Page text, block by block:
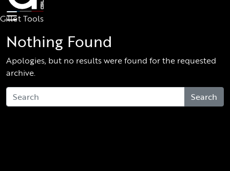
Skip to main content
Gillet Tools
Nothing Found
Apologies, but no results were found for the requested
archive.
Search